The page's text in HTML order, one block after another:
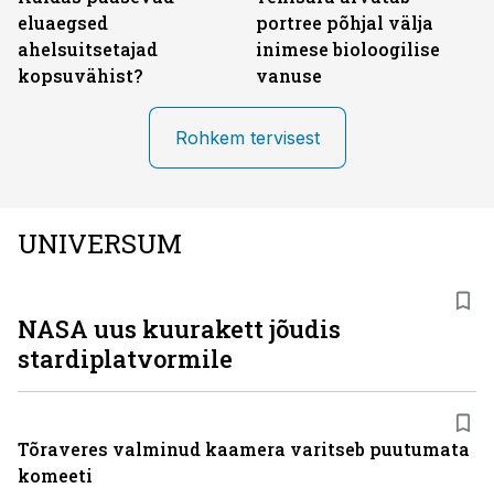
eluaegsed
ahelsuitsetajad
kopsuvähist?
portree põhjal välja
inimese bioloogilise
vanuse
Rohkem tervisest
UNIVERSUM
NASA uus kuurakett jõudis
stardiplatvormile
Tõraveres valminud kaamera varitseb puutumata
komeeti